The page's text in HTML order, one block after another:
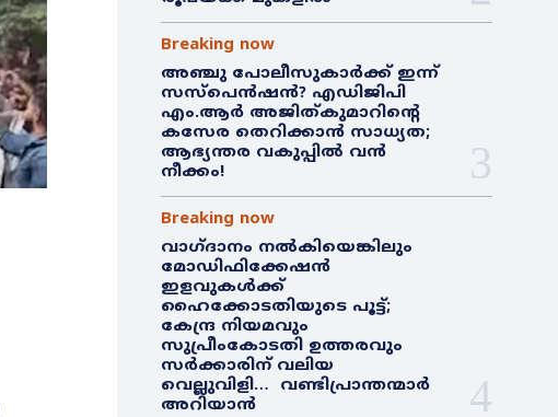
Breaking now
അഞ്ചു പോലീസുകാർക്ക് ഇന്ന്
സസ്‌പെൻഷൻ? എഡിജിപി
എം.ആർ അജിത്കുമാറിൻ്റെ
കസേര തെറിക്കാൻ സാധ്യത;
ആഭ്യന്തര വകുപ്പിൽ വൻ
നീക്കം!
Breaking now
വാഗ്ദാനം നൽകിയെങ്കിലും
മോഡിഫിക്കേഷൻ
ഇളവുകൾക്ക്
ഹൈക്കോടതിയുടെ പൂട്ട്;
കേന്ദ്ര നിയമവും
സുപ്രീംകോടതി ഉത്തരവും
സർക്കാരിന് വലിയ
വെല്ലുവിളി… വണ്ടിപ്രാന്തന്മാർ
അറിയാൻ